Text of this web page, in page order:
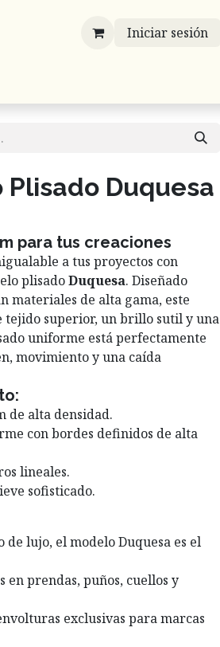
Iniciar sesión
Duquesa
para tus creaciones
a tus proyectos con
plisadoDuquesa. Diseñado
materiales de alta gama, este
tejido superior, un brillo sutil y una
uniforme está perfectamente
movimiento y una caída
de alta densidad.
con bordes definidos de alta
lineales.
sofisticado.
de lujo, el modelo Duquesa es el
en prendas, puños, cuellos y
exclusivas para marcas